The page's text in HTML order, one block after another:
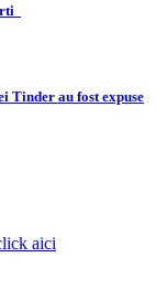
Tinder au fost expuse
aici